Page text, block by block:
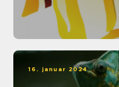
16. januar 2024